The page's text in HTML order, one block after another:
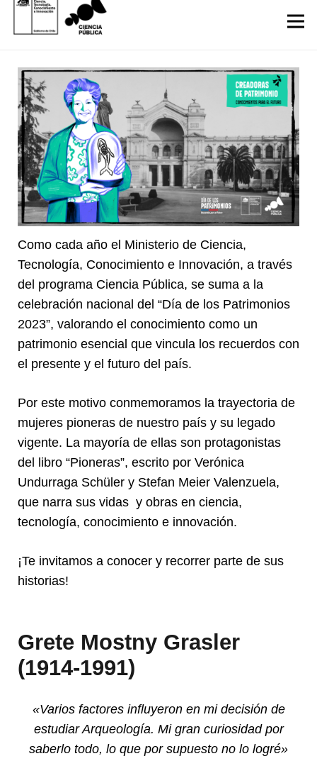
Como cada año el Ministerio de Ciencia,
Tecnología, Conocimiento e Innovación, a través
del programa Ciencia Pública, se suma a la
celebración nacional del “Día de los Patrimonios
2023”, valorando el conocimiento como un
patrimonio esencial que vincula los recuerdos con
el presente y el futuro del país.
Por este motivo conmemoramos la trayectoria de
mujeres pioneras de nuestro país y su legado
vigente. La mayoría de ellas son protagonistas
del libro “Pioneras”, escrito por Verónica
Undurraga Schüler y Stefan Meier Valenzuela,
que narra sus vidas y obras en ciencia,
tecnología, conocimiento e innovación.
¡Te invitamos a conocer y recorrer parte de sus
historias!
Grete Mostny Grasler
(1914-1991)
«Varios factores influyeron en mi decisión de
estudiar Arqueología. Mi gran curiosidad por
saberlo todo, lo que por supuesto no lo logré»